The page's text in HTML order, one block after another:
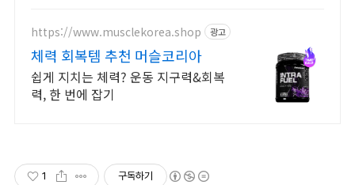
https://www.musclekorea.shop 광고
체력 회복템 추천 머슬코리아
쉽게 지치는 체력? 운동 지구력&회복
력, 한 번에 잡기
1 구독하기